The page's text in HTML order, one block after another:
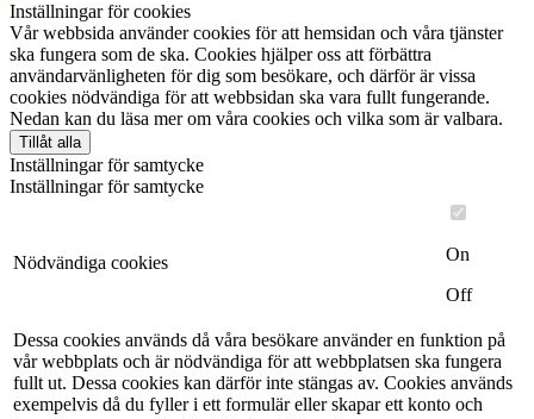
Inställningar för cookies
Vår webbsida använder cookies för att hemsidan och våra tjänster
ska fungera som de ska. Cookies hjälper oss att förbättra
användarvänligheten för dig som besökare, och därför är vissa
cookies nödvändiga för att webbsidan ska vara fullt fungerande.
Nedan kan du läsa mer om våra cookies och vilka som är valbara.
Tillåt alla
Inställningar för samtycke
Inställningar för samtycke
Nödvändiga cookies
On
Off
Dessa cookies används då våra besökare använder en funktion på
vår webbplats och är nödvändiga för att webbplatsen ska fungera
fullt ut. Dessa cookies kan därför inte stängas av. Cookies används
exempelvis då du fyller i ett formulär eller skapar ett konto och